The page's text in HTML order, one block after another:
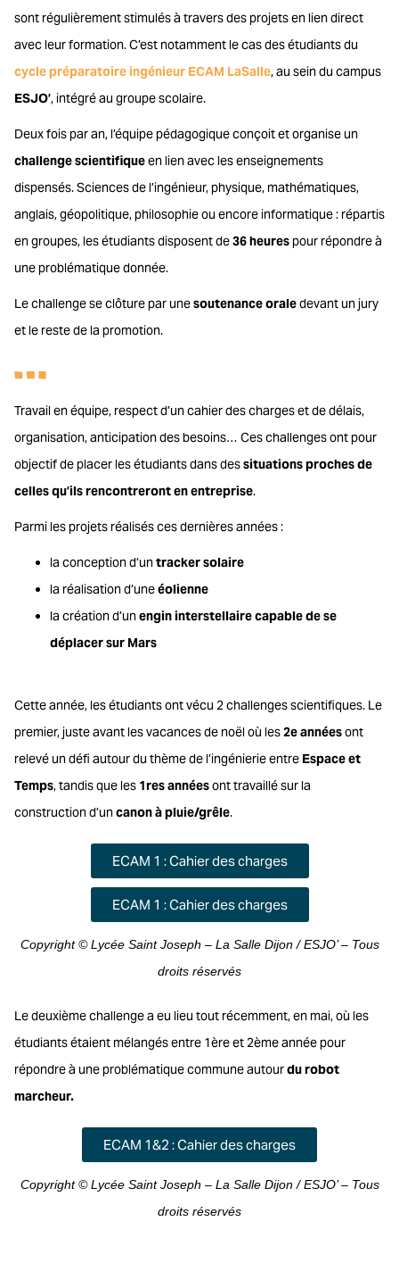
sont régulièrement stimulés à travers des projets en lien direct
avec leur formation. C’est notamment le cas des étudiants du
cycle préparatoire ingénieur ECAM LaSalle, au sein du campus
ESJO’, intégré au groupe scolaire.
Deux fois par an, l’équipe pédagogique conçoit et organise un
challenge scientifiqueen lien avec les enseignements
dispensés. Sciences de l’ingénieur, physique, mathématiques,
anglais, géopolitique, philosophie ou encore informatique : répartis
en groupes, les étudiants disposent de36 heurespour répondre à
une problématique donnée.
Le challenge se clôture par unesoutenance oraledevant un jury
et le reste de la promotion.
Travail en équipe, respect d’un cahier des charges et de délais,
organisation, anticipation des besoins… Ces challenges ont pour
objectif de placer les étudiants dans dessituations proches de
celles qu’ils rencontreront en entreprise.
Parmi les projets réalisés ces dernières années :
la conception d’untracker solaire
la réalisation d’uneéolienne
la création d’unengin interstellaire capable de se
déplacer sur Mars
Cette année, les étudiants ont vécu 2 challenges scientifiques. Le
premier, juste avant les vacances de noël où les2e annéesont
relevé un défi autour du thème de l’ingénierie entre Espace et
Temps, tandis que les 1res annéesont travaillé sur la
construction d’uncanon à pluie/grêle.
ECAM 1 : Cahier des charges
ECAM 1 : Cahier des charges
Copyright © Lycée Saint Joseph – La Salle Dijon / ESJO’ – Tous
droits réservés
Le deuxième challenge a eu lieu tout récemment, en mai, où les
étudiants étaient mélangés entre 1ère et 2ème année pour
répondre à une problématique commune autourdu robot
marcheur.
ECAM 1&2 : Cahier des charges
Copyright © Lycée Saint Joseph – La Salle Dijon / ESJO’ – Tous
droits réservés